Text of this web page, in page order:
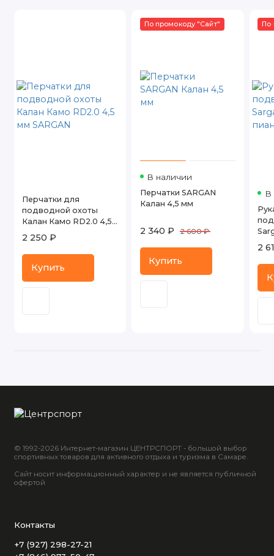
Перчатки для
подводной охоты
Калан Камо RD2.0 4,5
мм SARGAN
2 250 ₽
Купить
По промокоду "Сайт"
В наличии
Перчатки SARGAN
Калан 4,5 мм
2 340 ₽ 2 600 ₽
Купить
По
В
2
© 1992-2026 Интернет-магазин ЦЕНТРСПОРТ - большой выбор
спортивных товаров для активного отдыха и туризма в Самаре.
Сайт носит информационный характер и не является публичной
офертой
Контакты
+7 (927) 298-27-21